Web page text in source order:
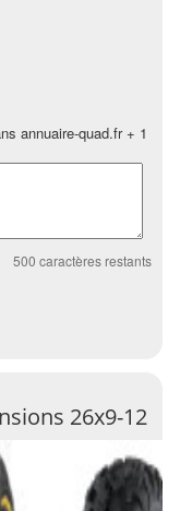
annuaire-quad.fr + 1
500 caractères restants
26x9-12